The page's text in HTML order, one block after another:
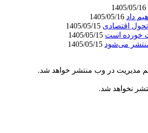
داد
اقتصادی
خورده است
می‌شود
مدیریت در وب منتشر خواهد شد.
نخواهد شد.